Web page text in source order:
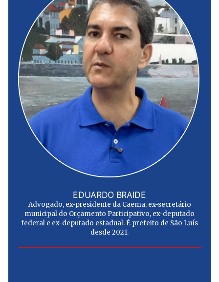
EDUARDO BRAIDE
Advogado, ex-presidente da Caema, ex-secretário
municipal do Orçamento Participativo, ex-deputado
federal e ex-deputado estadual. É prefeito de São Luís
desde 2021.